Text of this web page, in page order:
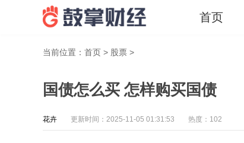
首页
当前位置： 首页 > 股票 >
国债怎么买 怎样购买国债
花卉 更新时间：2025-11-05 01:31:53 热度：102